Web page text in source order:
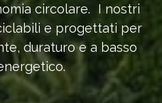
circolare. I nostri
e progettati per
duraturo e a basso